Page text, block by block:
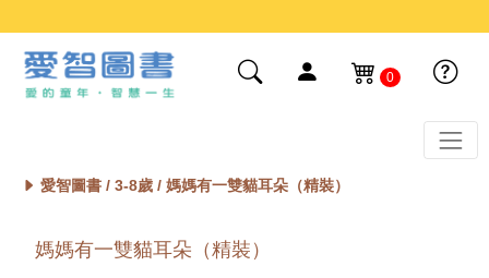
0
愛智圖書 / 3-8歲/ 媽媽有一雙貓耳朵（精裝）
媽媽有一雙貓耳朵（精裝）